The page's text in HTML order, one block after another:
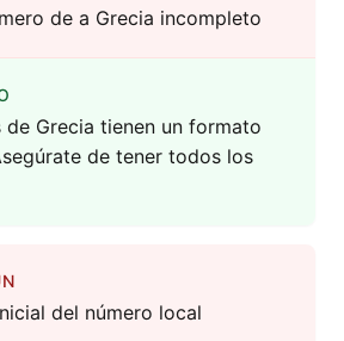
de a Grecia incompleto
de Grecia tienen un formato
de tener todos los
del número local